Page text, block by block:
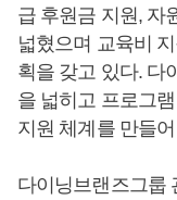
급 후원금 지원, 자
넓혔으며 교육비
획을 갖고 있다. 다
을 넓히고 프로그
지원 체계를 만들
다이닝브랜즈그룹